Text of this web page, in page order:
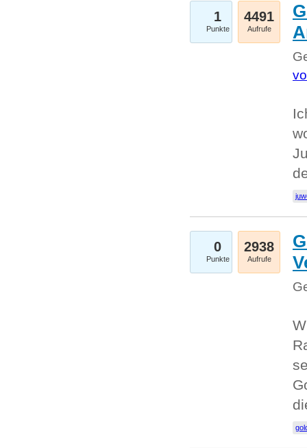
1
Punkte
4491
Aufrufe
0
Punkte
2938
Aufrufe